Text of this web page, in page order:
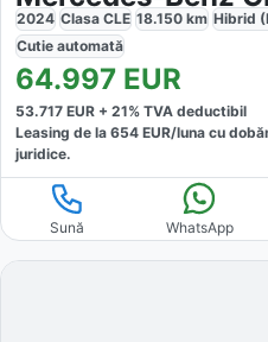
2024 Clasa CLE 18.150 km Hibrid
Cutie automată
64.997 EUR
53.717 EUR + 21% TVA deductibil
Leasing de la 654 EUR/luna cu
juridice.
Sună WhatsApp